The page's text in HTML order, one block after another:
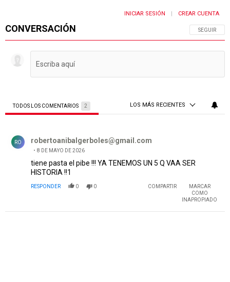
CONVERSACIÓN SIGA ESTA
SEGUIR
INICIAR SESIÓN CREAR CUENTA
TODOS LOS COMENTARIOS 2 LOS MÁS RECIENTES
RO robertoanibalgerboles@gmail.com
8 DE MAYO DE 2026
tiene pasta el pibe !!! YA TENEMOS UN 5 Q VAA SER
HISTORIA !!1
RESPONDER 0 0 COMPARTIR
MARCAR
COMO
INAPROPIADO